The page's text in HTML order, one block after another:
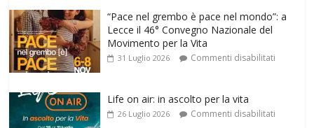
Life on air: in ascolto per la vita
26 Luglio 2026 Commenti disabilitati
SAMARITANI 2.0: la risposta di Federvita
Emilia Romagna al suicidio assistito per